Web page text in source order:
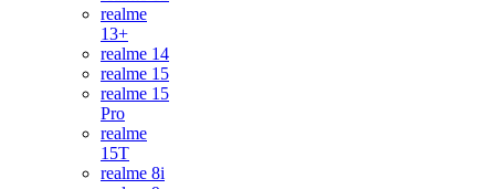
realme
13+
realme 14
realme 15
realme 15
Pro
realme
15T
realme 8i